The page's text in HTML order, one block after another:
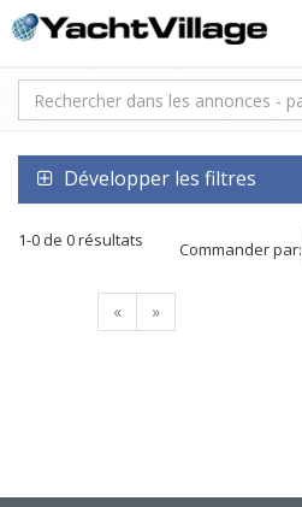
Développer les filtres
1-0 de 0 résultats Commander par:
« »